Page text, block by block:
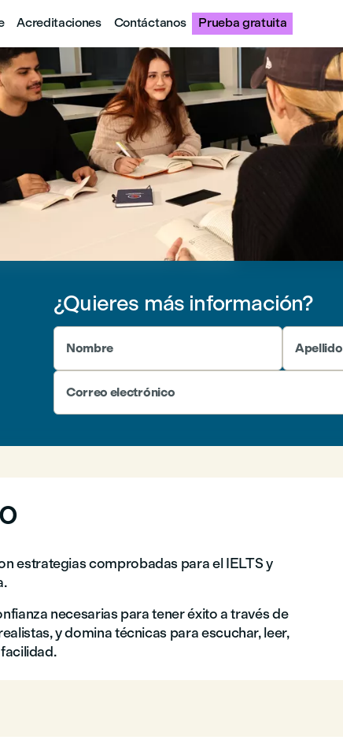
Acreditaciones Contáctanos Prueba gratuita
¿Quieres más información?
Nombre Apellido
Correo electrónico
estrategias comprobadas para el IELTS y
necesarias para tener éxito a través de
y domina técnicas para escuchar, leer,